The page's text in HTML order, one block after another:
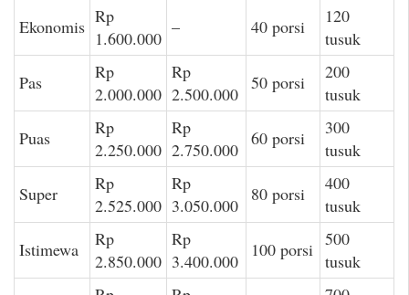
Ekonomis Rp
1.600.000
– 40 porsi
120
tusuk
Pas
Rp
2.000.000
Rp
2.500.000
50 porsi
200
tusuk
Puas
Rp
2.250.000
Rp
2.750.000
60 porsi
300
tusuk
Super
Rp
2.525.000
Rp
3.050.000
80 porsi
400
tusuk
Istimewa
Rp
2.850.000
Rp
3.400.000
100 porsi 500
tusuk